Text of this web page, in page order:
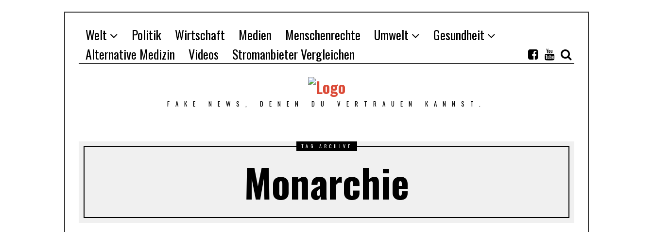
Welt Politik Wirtschaft Medien Menschenrechte Umwelt
Gesundheit
Alternative Medizin
Videos Stromanbieter Vergleichen
FAKE NEWS, DENEN DU VERTRAUEN KANNST.
TAG ARCHIVE
Monarchie